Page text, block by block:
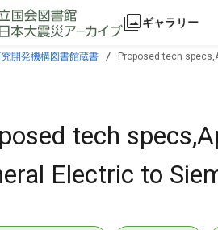
ギャラリー
開発機構図書館蔵書 Proposed tech
tech
Electric to